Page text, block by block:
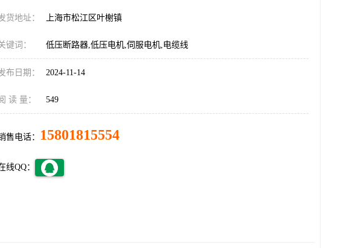
货地址： 上海市松江区叶榭镇
键词： 低压断路器,低压电机,伺服电机,电缆线
布日期： 2024-11-14
读 量： 549
售电话： 15801815554
线QQ：